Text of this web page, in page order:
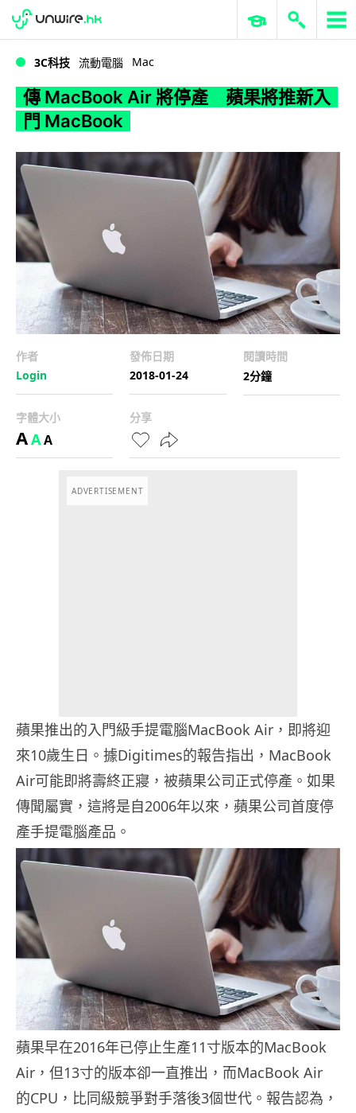
WWDC 2026 ERP 與商業 AI
3C科技 流動電腦 Mac
傳 MacBook Air 將停產 蘋果將推新入
門 MacBook
作者
Login
發佈日期
2018-01-24
閱讀時間
2分鐘
字體大小
AAA
分享
ADVERTISEMENT
蘋果推出的入門級手提電腦MacBook Air，即將迎
來10歲生日。據Digitimes的報告指出，MacBook
Air可能即將壽終正寢，被蘋果公司正式停產。如果
傳聞屬實，這將是自2006年以來，蘋果公司首度停
產手提電腦產品。
蘋果早在2016年已停止生產11寸版本的MacBook
Air，但13寸的版本卻一直推出，而MacBook Air
的CPU，比同級競爭對手落後3個世代。報告認為，